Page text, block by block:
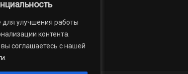
улучшения работы
контента.
соглашаетесь с нашей
дом